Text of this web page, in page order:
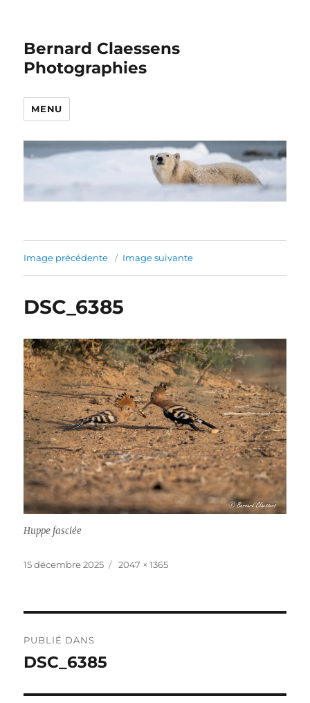
Bernard Claessens
Photographies
MENU
Image précédente Image suivante
DSC_6385
Huppe fasciée
Publié
15 décembre 2025
Taille
2047 × 1365
de
PUBLIÉ DANS
DSC_6385